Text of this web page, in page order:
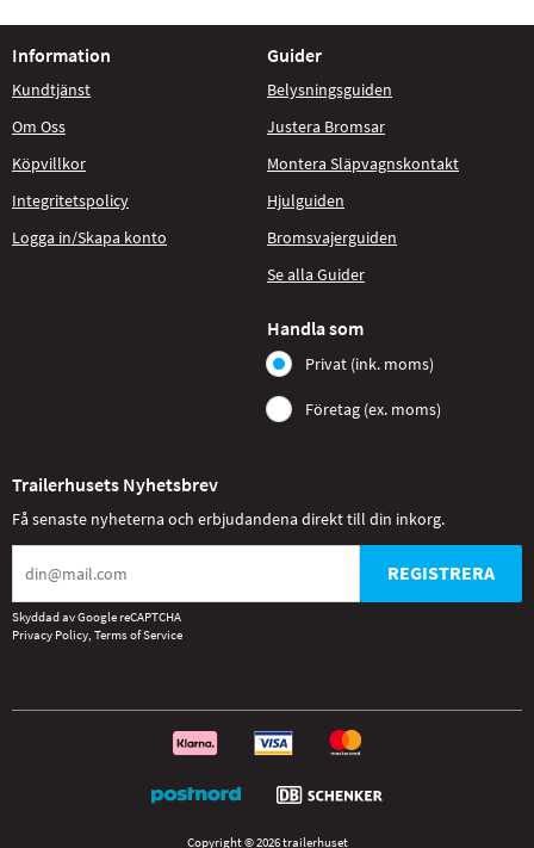
Information
Kundtjänst
Om Oss
Köpvillkor
Integritetspolicy
Logga in/Skapa konto
Guider
Belysningsguiden
Justera Bromsar
Montera Släpvagnskontakt
Hjulguiden
Bromsvajerguiden
Se alla Guider
Handla som
Privat (ink. moms)
Företag (ex. moms)
Trailerhusets Nyhetsbrev
Få senaste nyheterna och erbjudandena direkt till din inkorg.
REGISTRERA
Skyddad av Google reCAPTCHA
Privacy Policy Terms of Service
Copyright © 2026 trailerhuset